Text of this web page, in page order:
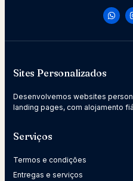
Sites Personalizados
Desenvolvemos websites
landing pages, com alojamento
Serviços
Termos e condições
Entregas e serviços